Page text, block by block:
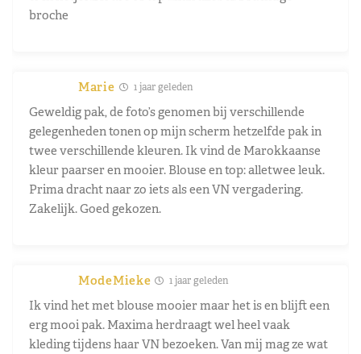
broche
Marie 1 jaar geleden
Geweldig pak, de foto’s genomen bij verschillende
gelegenheden tonen op mijn scherm hetzelfde pak in
twee verschillende kleuren. Ik vind de Marokkaanse
kleur paarser en mooier. Blouse en top: alletwee leuk.
Prima dracht naar zo iets als een VN vergadering.
Zakelijk. Goed gekozen.
ModeMieke 1 jaar geleden
Ik vind het met blouse mooier maar het is en blijft een
erg mooi pak. Maxima herdraagt wel heel vaak
kleding tijdens haar VN bezoeken. Van mij mag ze wat